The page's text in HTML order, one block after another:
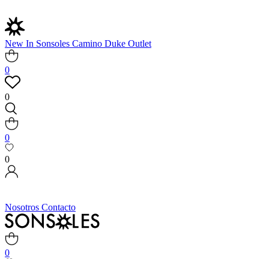
New In Sonsoles Camino Duke Outlet
0
0
0
0
Nosotros Contacto
0